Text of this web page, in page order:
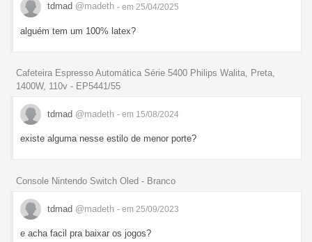
tdmad @madeth - em 25/04/2025
alguém tem um 100% latex?
Cafeteira Espresso Automática Série 5400 Philips Walita, Preta,
1400W, 110v - EP5441/55
tdmad @madeth - em 15/08/2024
existe alguma nesse estilo de menor porte?
Console Nintendo Switch Oled - Branco
tdmad @madeth - em 25/09/2023
e acha facil pra baixar os jogos?